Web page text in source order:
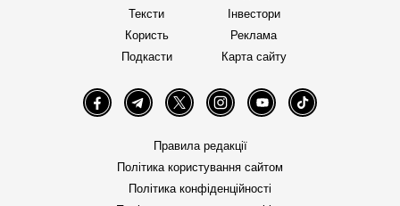
Тексти
Користь
Подкасти
Інвестори
Реклама
Карта сайту
FacebookTelegramTwitter InstagramYouTube TikTok
Правила редакції
Політика користування сайтом
Політика конфіденційності